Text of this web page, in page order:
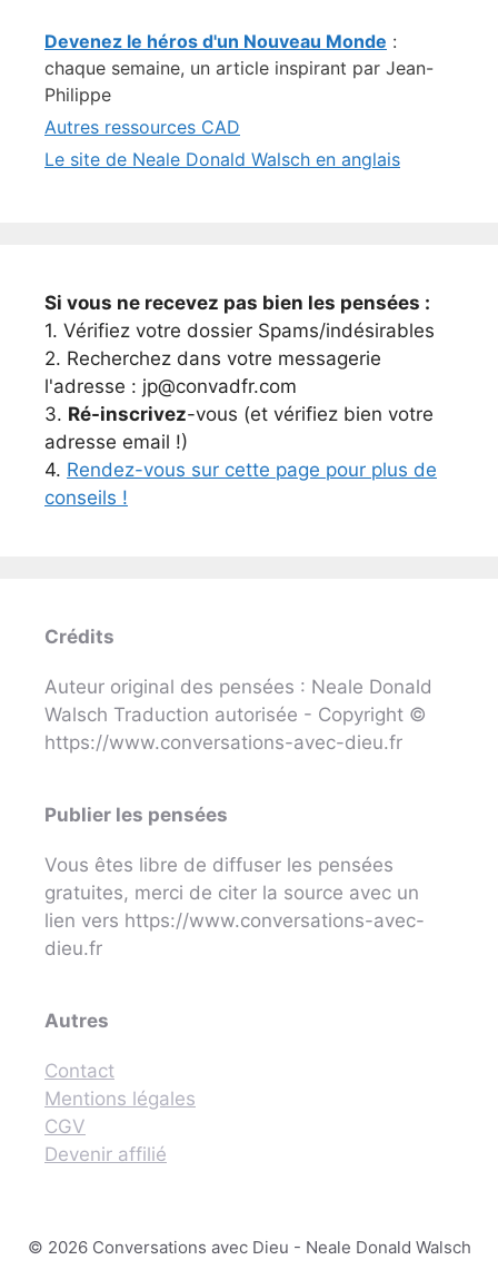
Devenez le héros d'un Nouveau Monde :
chaque semaine, un article inspirant par Jean-
Philippe
Autres ressources CAD
Le site de Neale Donald Walsch en anglais
Si vous ne recevez pas bien les pensées :
1. Vérifiez votre dossier Spams/indésirables
2. Recherchez dans votre messagerie
l'adresse : jp@convadfr.com
3. Ré-inscrivez-vous (et vérifiez bien votre
adresse email !)
4. Rendez-vous sur cette page pour plus de
conseils !
Crédits
Auteur original des pensées : Neale Donald
Walsch Traduction autorisée - Copyright ©
https://www.conversations-avec-dieu.fr
Publier les pensées
Vous êtes libre de diffuser les pensées
gratuites, merci de citer la source avec un
lien vers https://www.conversations-avec-
dieu.fr
Autres
Contact
Mentions légales
CGV
Devenir affilié
© 2026 Conversations avec Dieu - Neale Donald Walsch